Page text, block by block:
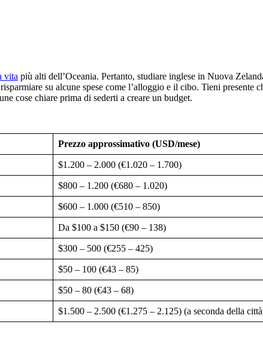
vita più alti dell’Oceania. Pertanto, studiare inglese in Nuova
su alcune spese come l’alloggio e il cibo. Tieni presente
cose chiare prima di sederti a creare un budget.
Prezzo approssimativo (USD/mese)
$1.200 – 2.000 (€1.020 – 1.700)
$800 – 1.200 (€680 – 1.020)
$600 – 1.000 (€510 – 850)
Da $100 a $150 (€90 – 138)
$300 – 500 (€255 – 425)
$50 – 100 (€43 – 85)
$50 – 80 (€43 – 68)
$1.500 – 2.500 (€1.275 – 2.125) (a seconda della